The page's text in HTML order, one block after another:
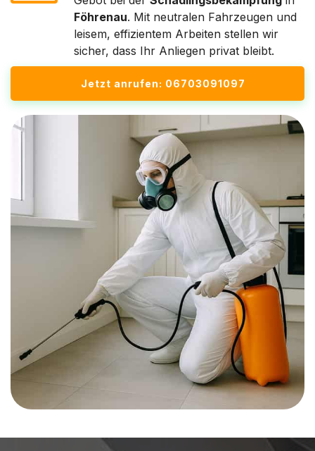
Föhrenau. Mit neutralen Fahrzeugen und
leisem, effizientem Arbeiten stellen wir
sicher, dass Ihr Anliegen privat bleibt.
Jetzt anrufen: 06703091097